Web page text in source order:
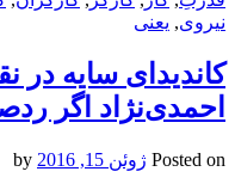
نیروی, یعنی
کاندیدای سایه
احمدی‌نژاد اگر
Posted on ژوئن 15, 2016